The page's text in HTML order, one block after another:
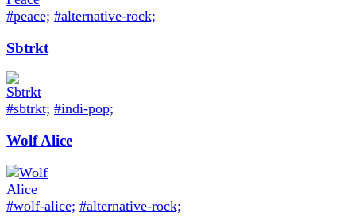
#peace; #alternative-rock;
Sbtrkt
#sbtrkt; #indi-pop;
Wolf Alice
#wolf-alice; #alternative-rock;